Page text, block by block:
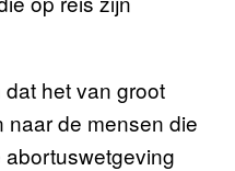
het van groot
naar de mensen die